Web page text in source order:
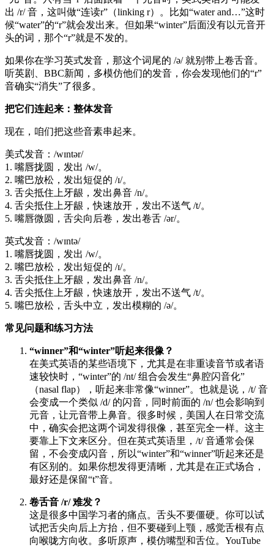
出 /r/ 音，这叫做“连读r”（linking r）。比如“water and…”这时
候“water”的“r”就会发出来。但如果“winter”后面没有以元音开
头的词，那个“r”就是不发的。
如果你在学习英式发音，那这个词尾的 /ə/ 就别带上卷舌音。
听英剧、BBC新闻，多模仿他们的发音，你会发现他们的“r”
音确实“消失”了很多。
把它们连起来：整体发音
现在，咱们把这些音素串起来。
美式发音：/wɪntər/
1. 嘴唇拢圆，发出 /w/。
2. 嘴巴放松，发出短促的 /ɪ/。
3. 舌尖抵住上牙龈，发出鼻音 /n/。
4. 舌尖抵住上牙龈，快速放开，发出不送气 /t/。
5. 嘴唇微圆，舌尖向后卷，发出卷舌 /ər/。
英式发音：/wɪntə/
1. 嘴唇拢圆，发出 /w/。
2. 嘴巴放松，发出短促的 /ɪ/。
3. 舌尖抵住上牙龈，发出鼻音 /n/。
4. 舌尖抵住上牙龈，快速放开，发出不送气 /t/。
5. 嘴巴放松，舌头中立，发出模糊的 /ə/。
常见问题和练习方法
“winner”和“winter”听起来很像？
在美式英语的某些语境下，尤其是在非重读音节或者语
速较快时，“winter”的 /nt/ 组合会发生“鼻腔闪音化”
（nasal flap），听起来非常像“winner”。也就是说，/t/ 音
会变成一个类似 /d/ 的闪音，同时前面的 /n/ 也会影响到
元音，让元音带上鼻音。很多时候，美国人在日常交流
中，确实会把这两个词发得很像，甚至完全一样。这主
要靠上下文来区分。但在英式英语里，/t/ 音通常会保
留，不会变成闪音，所以“winter”和“winner”听起来还是
有区别的。如果你想发得更清晰，尤其是在正式场合，
最好还是保留“t”音。
卷舌音 /r/ 难发？
这是很多中国学习者的痛点。舌头不要僵硬。你可以试
试把舌尖向后上方抬，但不要碰到上颚，感觉舌根有点
向喉咙方向收。多听原声，模仿嘴型和舌位。YouTube